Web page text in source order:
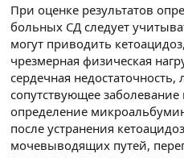
При оценке результатов
больных СД следует
могут приводить
чрезмерная физическая
сердечная
сопутствующее заболевание
определение
после устранения
мочевыводящих путей,